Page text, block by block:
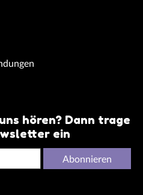
hören? Dann trage
ein
Abonnieren